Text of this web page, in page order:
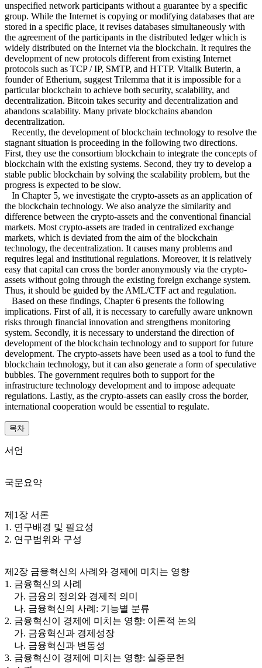
unspecified network participants without a guarantee by a specific
group. While the Internet is copying or modifying databases that are
stored in a specific place, it revises databases simultaneously with
the agreement of the participants in the distributed ledger which is
widely distributed on the Internet via the blockchain. It requires the
development of new protocols different from existing Internet
protocols such as TCP / IP, SMTP, and HTTP. Vitalik Buterin, a
founder of Etherium, suggest Trilemma that it is impossible for a
particular blockchain to achieve both security, scalability, and
decentralization. Bitcoin takes security and decentralization and
abandons scalability. Many private blockchains abandon
decentralization.
Recently, the development of blockchain technology to resolve the
stagnant situation is proceeding in the following two directions.
First, they use the consortium blockchain to integrate the concepts of
blockchain with the existing systems. Second, they try to develop a
stable public blockchain by solving the scalability problem, but the
progress is expected to be slow.
In Chapter 5, we investigate the crypto-assets as an application of
the blockchain technology. We also analyze the similarity and
difference between the crypto-assets and the conventional financial
markets. Most crypto-assets are traded in centralized exchange
markets, which is deviated from the aim of the blockchain
technology, the decentralization. It causes many problems and
requires legal and institutional regulations. Moreover, it is relatively
easy that capital can cross the border anonymously via the crypto-
assets without going through the existing foreign exchange system.
Thus, it should be guided by the AML/CTF act and regulation.
Based on these findings, Chapter 6 presents the following
implications. First of all, it is necessary to carefully aware unknown
risks through financial innovation and strengthens monitoring
system. Secondly, it is necessary to understand the direction of
development of the blockchain technology and to support for future
development. The crypto-assets have been used as a tool to fund the
blockchain technology, but it can also generate a form of speculative
bubbles. The government requires both to support for the
infrastructure technology development and to impose adequate
regulations. Lastly, as the crypto-assets can easily cross the border,
international cooperation would be essential to regulate.
목차
서언
국문요약
제1장 서론
1. 연구배경 및 필요성
2. 연구범위와 구성
제2장 금융혁신의 사례와 경제에 미치는 영향
1. 금융혁신의 사례
가. 금융의 정의와 경제적 의미
나. 금융혁신의 사례: 기능별 분류
2. 금융혁신이 경제에 미치는 영향: 이론적 논의
가. 금융혁신과 경제성장
나. 금융혁신과 변동성
3. 금융혁신이 경제에 미치는 영향: 실증문헌